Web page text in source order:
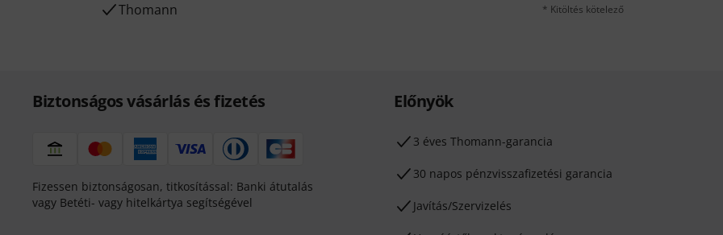
Thomann
* Kitöltés kötelező
Biztonságos vásárlás és fizetés
Fizessen biztonságosan, titkosítással: Banki átutalás
vagy Betéti- vagy hitelkártya segítségével
Előnyök
3 éves Thomann-garancia
30 napos pénzvisszafizetési garancia
Javítás/Szervizelés